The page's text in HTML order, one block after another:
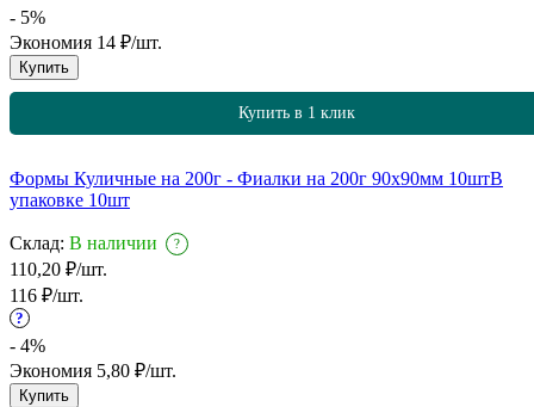
- 5%
Экономия 14 ₽/шт.
Купить
Купить в 1 клик
Формы Куличные на 200г - Фиалки на 200г 90х90мм 10штВ
упаковке 10шт
Склад: В наличии ?
110,20 ₽/шт.
116 ₽/шт.
?
- 4%
Экономия 5,80 ₽/шт.
Купить